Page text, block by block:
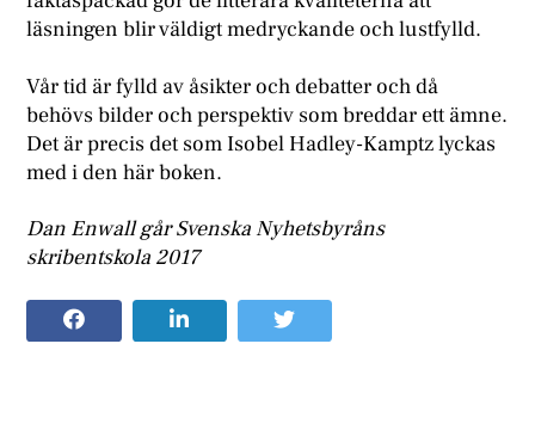
läsningen blir väldigt medryckande och lustfylld.
Vår tid är fylld av åsikter och debatter och då
behövs bilder och perspektiv som breddar ett ämne.
Det är precis det som Isobel Hadley-Kamptz lyckas
med i den här boken.
Dan Enwall går Svenska Nyhetsbyråns
skribentskola 2017